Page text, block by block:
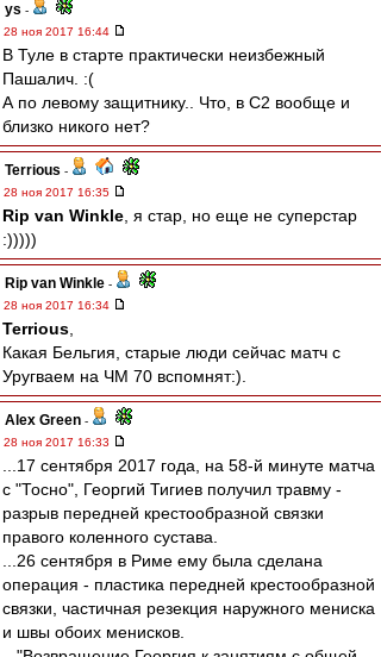
ys -
28 ноя 2017 16:44
В Туле в старте практически неизбежный
Пашалич. :(
А по левому защитнику.. Что, в С2 вообще и
близко никого нет?
Terrious -
28 ноя 2017 16:35
Rip van Winkle , я стар, но еще не суперстар
:)))))
Rip van Winkle -
28 ноя 2017 16:34
Terrious
Какая Бельгия, старые люди сейчас матч с
Уругваем на ЧМ 70 вспомнят:).
Alex Green -
28 ноя 2017 16:33
...17 сентября 2017 года, на 58-й минуте матча
с "Тосно", Георгий Тигиев получил травму -
разрыв передней крестообразной связки
правого коленного сустава.
...26 сентября в Риме ему была сделана
операция - пластика передней крестообразной
связки, частичная резекция наружного мениска
и швы обоих менисков.